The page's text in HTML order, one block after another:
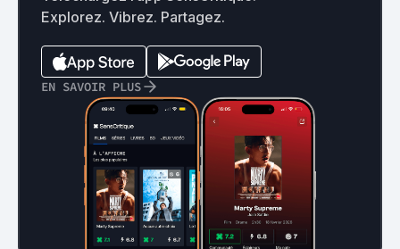
Explorez. Vibrez. Partagez.
EN SAVOIR PLUS